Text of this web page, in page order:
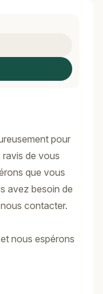
pour
de vous
que vous
avez besoin de
contacter.
nous espérons